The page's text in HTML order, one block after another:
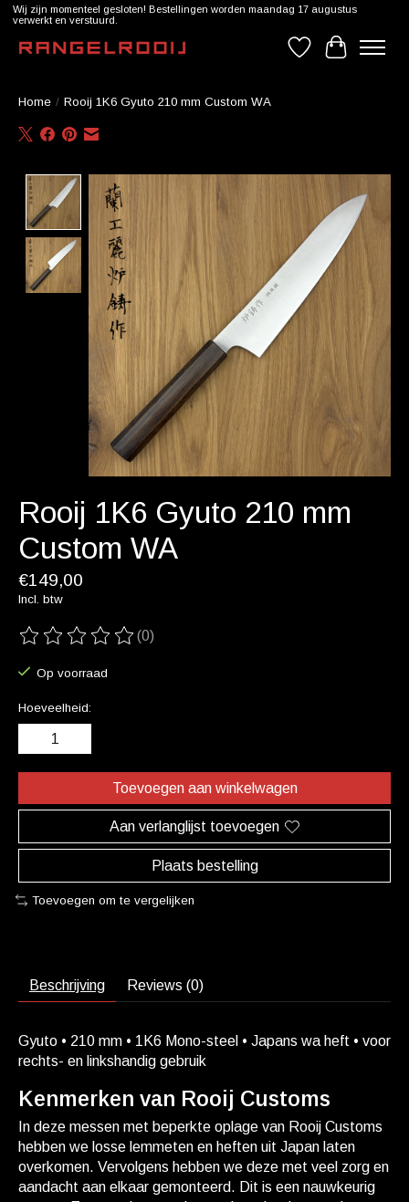
Wij zijn momenteel gesloten! Bestellingen worden maandag 17 augustus
verwerkt en verstuurd.
Verlanglijst
Home / Rooij 1K6 Gyuto 210 mm Custom WA
Product image slideshow Items
Rooij 1K6 Gyuto 210 mm
Custom WA
€149,00
Incl. btw
De beoordeling van dit product is
(0)
Op voorraad
Hoeveelheid:
Toevoegen aan winkelwagen
Aan verlanglijst toevoegen
Plaats bestelling
Toevoegen om te vergelijken
Beschrijving Reviews (0)
Gyuto • 210 mm • 1K6 Mono-steel • Japans wa heft • voor
rechts- en linkshandig gebruik
Kenmerken van Rooij Customs
In deze messen met beperkte oplage van Rooij Customs
hebben we losse lemmeten en heften uit Japan laten
overkomen. Vervolgens hebben we deze met veel zorg en
aandacht aan elkaar gemonteerd. Dit is een nauwkeurig